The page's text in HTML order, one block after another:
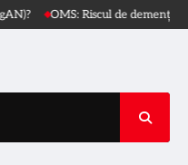
OMS: Riscul de demență se